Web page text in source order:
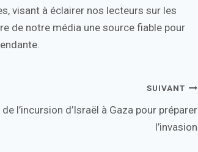
visant à éclairer nos lecteurs sur les
de notre média une source fiable pour
SUIVANT
de l’incursion d’Israël à Gaza pour préparer
l’invasion